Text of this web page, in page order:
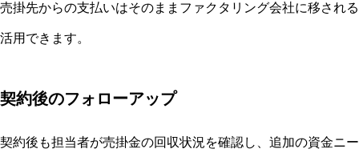
売掛先からの支払いはそのままファクタリング会社に移され
活用できます。
契約後のフォローアップ
契約後も担当者が売掛金の回収状況を確認し、追加の資金ニ